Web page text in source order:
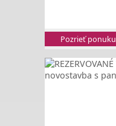
Pozrieť ponuku